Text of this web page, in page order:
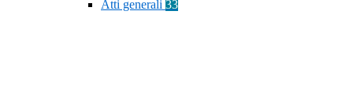
Atti generali 33